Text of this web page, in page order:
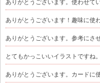
ありがとうございます。使わせて
ありがとうございます！趣味に使
ありがとうございます。参考にさ
とてもかっこいいイラストですね
ありがとうございます。カードに